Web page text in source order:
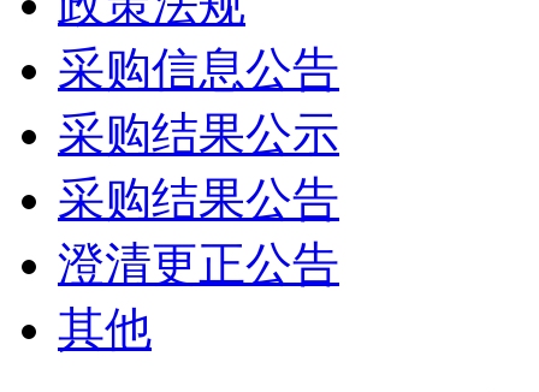
采购信息公告
采购结果公示
采购结果公告
澄清更正公告
其他